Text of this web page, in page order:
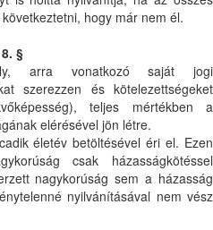
hogy már nem él.
8. §
arra vonatkozó saját jogi
szerezzen és kötelezettségeket
teljes mértékben a
elérésével jön létre.
életév betöltésével éri el. Ezen
csak házasságkötéssel
nagykorúság sem a házasság
nyilvánításával nem vész